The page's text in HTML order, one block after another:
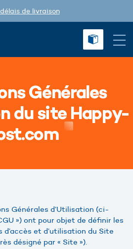
de livraison
Générales
du site Happy-
Générales d’Utilisation (ci-
») ont pour objet de définir les
et d’utilisation du Site
désigné par « Site »).